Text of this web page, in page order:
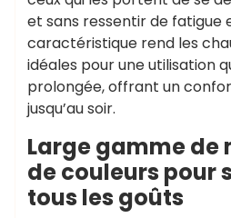
et sans ressentir de fatigue
caractéristique rend les
idéales pour une utilisation
prolongée, offrant un
jusqu’au soir.
Large gamme de
de couleurs pour
tous les goûts